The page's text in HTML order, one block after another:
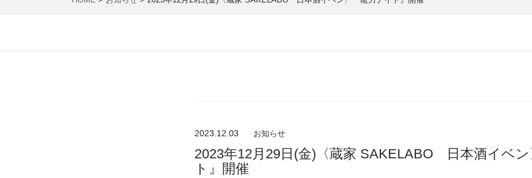
2023.12.03 お知らせ
2023年12月29日(金)〈蔵家 SAKELABO 日本酒イベン
ト』開催